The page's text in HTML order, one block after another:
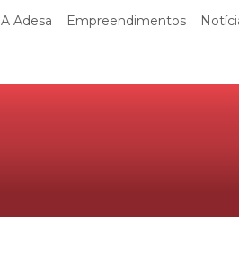
A Adesa Empreendimentos